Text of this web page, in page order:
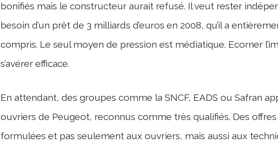
bonifiés mais le constructeur aurait refusé. Il veut rester
besoin d’un prêt de 3 milliards d’euros en 2008, qu’il a
compris. Le seul moyen de pression est médiatique. Ecorner
s’avérer efficace.
En attendant, des groupes comme la SNCF, EADS ou Safran
ouvriers de Peugeot, reconnus comme très qualifiés. Des
formulées et pas seulement aux ouvriers, mais aussi aux